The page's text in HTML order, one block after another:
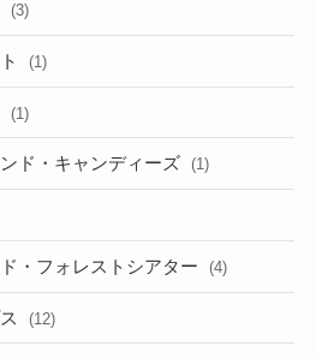
(3)
(1)
(1)
ド・キャンディーズ (1)
・フォレストシアター (4)
(12)